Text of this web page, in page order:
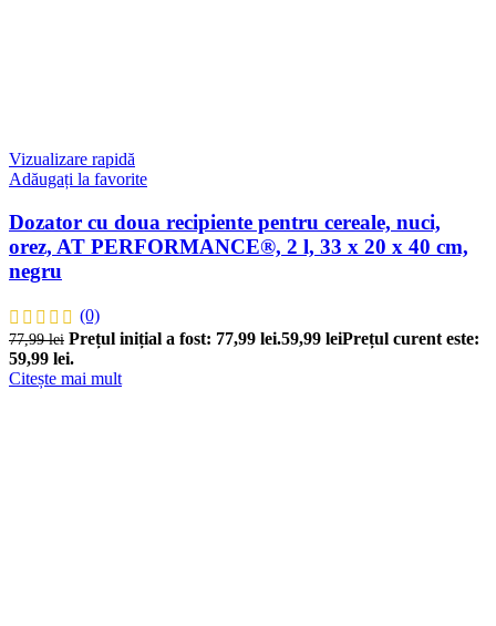
Vizualizare rapidă
Adăugați la favorite
Dozator cu doua recipiente pentru cereale, nuci,
orez, AT PERFORMANCE®, 2 l, 33 x 20 x 40 cm,
negru
(0)
77,99lei Prețul inițial a fost: 77,99 lei.59,99 leiPrețul curent este:
59,99 lei.
Citește mai mult